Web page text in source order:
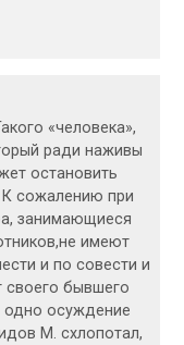
«человека»,
ради наживы
остановить
К сожалению при
занимающиеся
имеют
и по совести и
своего бывшего
одно осуждение
М. схлопотал,